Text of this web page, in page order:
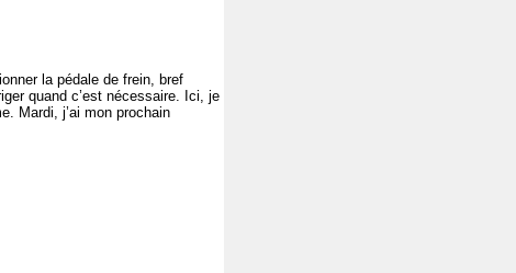
la pédale de frein, bref
quand c’est nécessaire. Ici, je
Mardi, j’ai mon prochain